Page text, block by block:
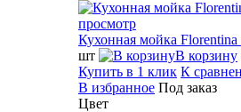
просмотр
Кухонная мойка Florentina
шт
В корзину
Купить в 1 клик К
В избранное Под заказ
Цвет